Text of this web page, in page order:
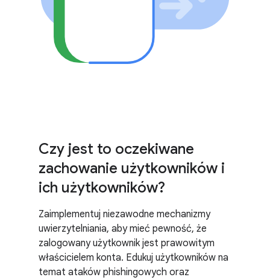
Czy jest to oczekiwane
zachowanie użytkowników i
ich użytkowników?
Zaimplementuj niezawodne mechanizmy
uwierzytelniania, aby mieć pewność, że
zalogowany użytkownik jest prawowitym
właścicielem konta. Edukuj użytkowników na
temat ataków phishingowych oraz